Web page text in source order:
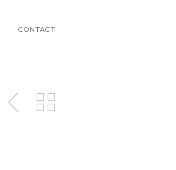
CONTACT